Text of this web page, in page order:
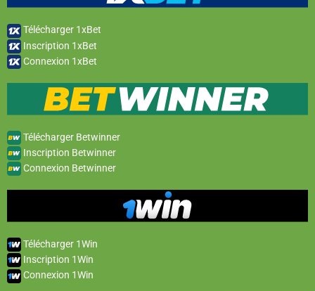
Télécharger 1xBet
Inscription 1xBet
Connexion 1xBet
Télécharger Betwinner
Inscription Betwinner
Connexion Betwinner
Télécharger 1Win
Inscription 1Win
Connexion 1Win